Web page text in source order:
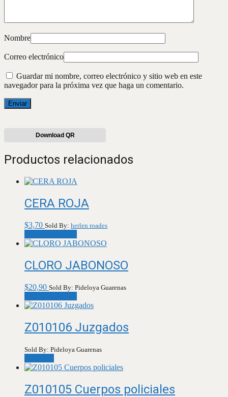
Nombre
Correo electrónico
Guardar mi nombre, correo electrónico y sitio web en este
navegador para la próxima vez que haga un comentario.
Download QR
Productos relacionados
CERA ROJA
$3,70 Sold By: herlen roades
CLORO JABONOSO
$20,90 Sold By: Pideloya Guarenas
Z010106 Juzgados
Sold By: Pideloya Guarenas
Z010105 Cuerpos policiales